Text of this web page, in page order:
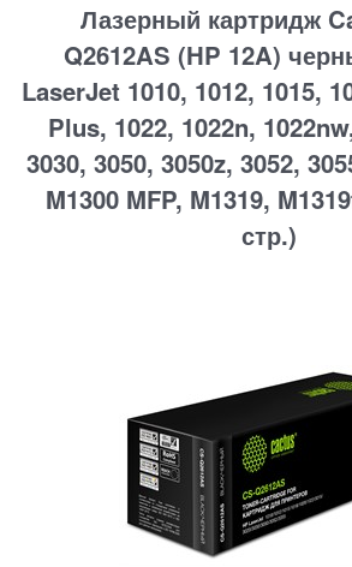
Лазерный картридж
Q2612AS (HP 12A)
LaserJet 1010, 1012, 1015,
Plus, 1022, 1022n,
3030, 3050, 3050z, 3052,
M1300 MFP, M1319,
стр.)